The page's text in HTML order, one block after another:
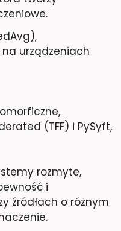
urządzeniach
(TFF) i PySyft,
rozmyte,
i
źródłach o różnym